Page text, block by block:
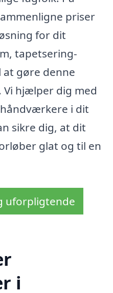
priser
for dit
tapetsering-
gøre denne
hjælper dig med
i dit
sikre dig, at dit
glat og til en
uforpligtende
i